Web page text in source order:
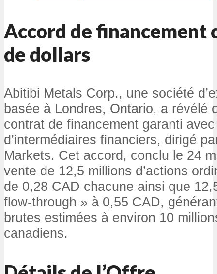
Accord de financement
de dollars
Abitibi Metals Corp., une société
basée à Londres, Ontario, a révélé
contrat de financement garanti
d’intermédiaires financiers, dirigé
Markets. Cet accord, conclu le 24
vente de 12,5 millions d’actions
de 0,28 CAD chacune ainsi que
flow-through » à 0,55 CAD,
brutes estimées à environ 10
canadiens.